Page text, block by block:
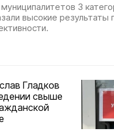
3
высокие
Гладков
свыше